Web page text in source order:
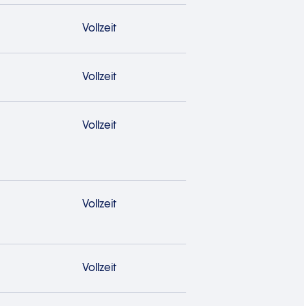
Vollzeit
Vollzeit
Vollzeit
Vollzeit
Vollzeit